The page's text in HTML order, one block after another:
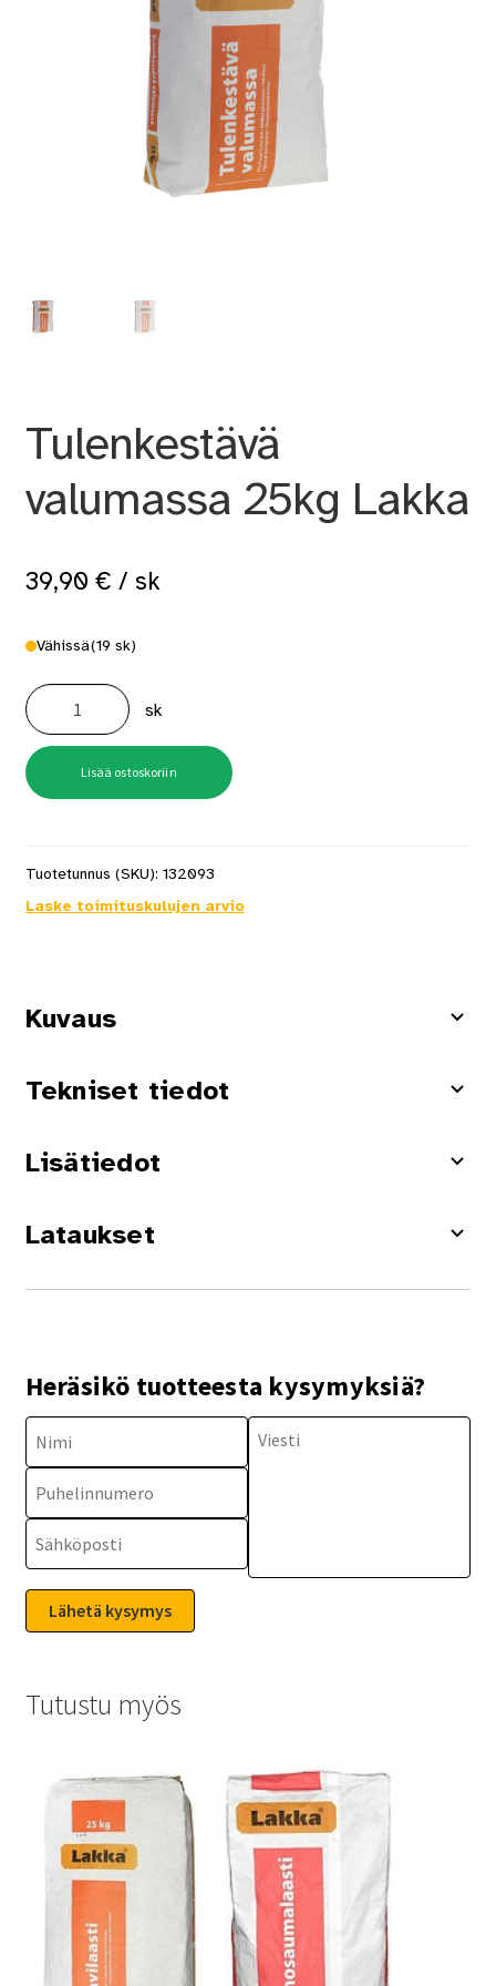
Tulenkestävä
valumassa 25kg Lakka
39,90 € / sk
Vähissä(19 sk)
Tulenkestävä
valumassa
25kg
Lakka
määrä
sk
Lisää ostoskoriin
Tuotetunnus (SKU): 132093
Laske toimituskulujen arvio
Kuvaus
Tekniset tiedot
Lisätiedot
Lataukset
Heräsikö tuotteesta kysymyksiä?
Tutustu myös